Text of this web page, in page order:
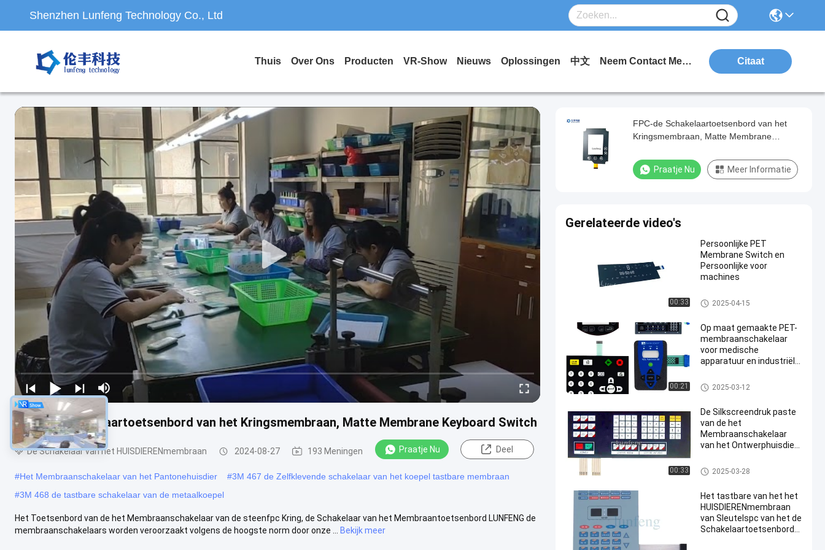
Shenzhen Lunfeng Technology Co., Ltd
Thuis Over Ons Producten VR-Show Nieuws Oplossingen 中文 Neem Contact Met Ons Op. Citaat
FPC-de Schakelaartoetsenbord van het Kringsmembraan, Matte Membrane Keyboard Switch
De Schakelaar van het HUISDIERENmembraan 2024-08-27 193 Meningen Praatje Nu Deel
#Het Membraanschakelaar van het Pantonehuisdier #3M 467 de Zelfklevende schakelaar van het koepel tastbare membraan
#3M 468 de tastbare schakelaar van de metaalkoepel
Het Toetsenbord van de het Membraanschakelaar van de steenfpc Kring, de Schakelaar van het Membraantoetsenbord LUNFENG de
membraanschakelaars worden veroorzaakt volgens de hoogste norm door onze ...
Bekijk meer
FPC-de Schakelaartoetsenbord van het
Kringsmembraan, Matte Membrane
Praatje Nu Meer Informatie
Gerelateerde video's
00:33
Persoonlijke PET
Membrane Switch en
Persoonlijke voor
machines
De Schakelaar van het HUISDI
ERENmembraan
2025-04-15
00:21
Op maat gemaakte PET-
membraanschakelaar
voor medische
apparatuur en industriële
De Schakelaar van het HUISDI
ERENmembraan
2025-03-12
00:33
De Silkscreendruk paste
van de het
Membraanschakelaar
van het Ontwerphuisdier
De Schakelaar van het HUISDI
ERENmembraan
2025-03-28
Het tastbare van het het
HUISDIERENmembraan
van Sleutelspc van het de
Schakelaartoetsenbord